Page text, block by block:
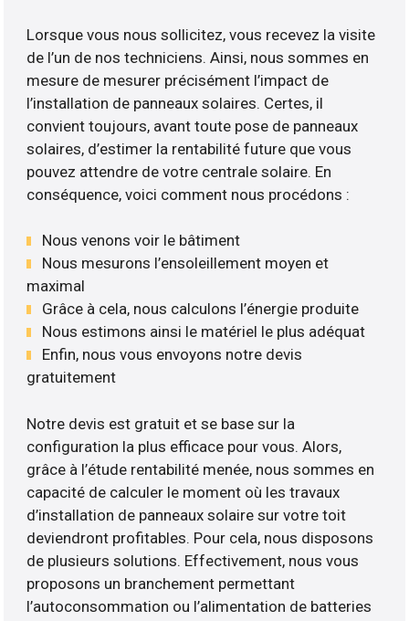
Lorsque vous nous sollicitez, vous recevez la visite
de l’un de nos techniciens. Ainsi, nous sommes en
mesure de mesurer précisément l’impact de
l’installation de panneaux solaires. Certes, il
convient toujours, avant toute pose de panneaux
solaires, d’estimer la rentabilité future que vous
pouvez attendre de votre centrale solaire. En
conséquence, voici comment nous procédons :
Nous venons voir le bâtiment
Nous mesurons l’ensoleillement moyen et
maximal
Grâce à cela, nous calculons l’énergie produite
Nous estimons ainsi le matériel le plus adéquat
Enfin, nous vous envoyons notre devis
gratuitement
Notre devis est gratuit et se base sur la
configuration la plus efficace pour vous. Alors,
grâce à l’étude rentabilité menée, nous sommes en
capacité de calculer le moment où les travaux
d’installation de panneaux solaire sur votre toit
deviendront profitables. Pour cela, nous disposons
de plusieurs solutions. Effectivement, nous vous
proposons un branchement permettant
l’autoconsommation ou l’alimentation de batteries